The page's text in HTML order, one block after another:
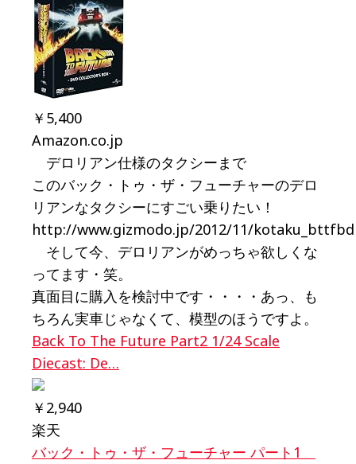
￥5,400
Amazon.co.jp
デロリアン仕様のタクシーまで
このバック・トゥ・ザ・フューチャーのデロ
リアンなタクシーにすごい乗りたい！
http://www.gizmodo.jp/2012/11/
そして今、デロリアンがめっちゃ欲しくな
ってます・笑。
真面目に購入を検討中です・・・・あっ、も
ちろん実車じゃなくて、模型のほうですよ。
Back To The Future Part2 1/24 Scale
Diecast: De…
￥2,940
楽天
バック・トゥ・ザ・フューチャー パート1